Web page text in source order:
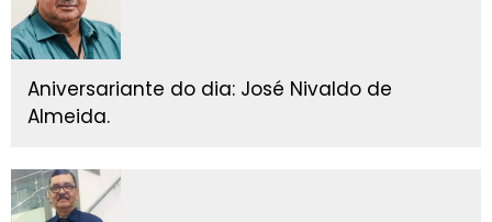
Aniversariante do dia: José Nivaldo de
Almeida.